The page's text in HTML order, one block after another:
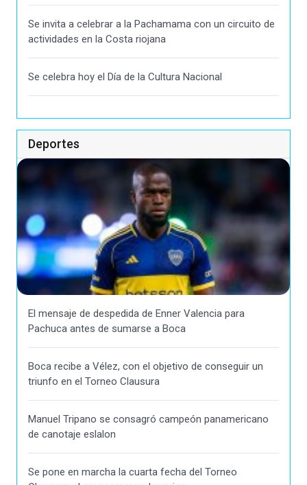
Se invita a celebrar a la Pachamama con un circuito de
actividades en la Costa riojana
Se celebra hoy el Día de la Cultura Nacional
Deportes
El mensaje de despedida de Enner Valencia para
Pachuca antes de sumarse a Boca
Boca recibe a Vélez, con el objetivo de conseguir un
triunfo en el Torneo Clausura
Manuel Tripano se consagró campeón panamericano
de canotaje eslalon
Se pone en marcha la cuarta fecha del Torneo